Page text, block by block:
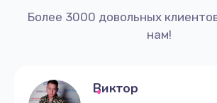
Более 3000 довольных
нам!
Виктор